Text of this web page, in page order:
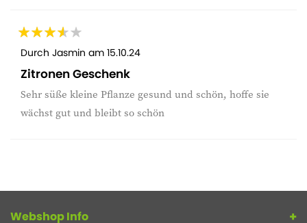
Durch Jasmin am 15.10.24
Zitronen Geschenk
Sehr süße kleine Pflanze gesund und schön, hoffe sie
wächst gut und bleibt so schön
Webshop Info